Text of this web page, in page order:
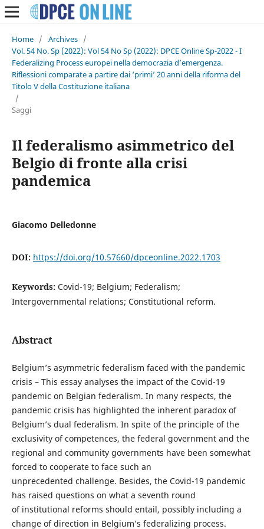
Home / Archives /
Vol. 54 No. Sp (2022): Vol 54 No Sp (2022): DPCE Online Sp-2022 - I
Federalizing Process europei nella democrazia d’emergenza.
Riflessioni comparate a partire dai ‘primi’ 20 anni della riforma del
Titolo V della Costituzione italiana
/
Saggi
Il federalismo asimmetrico del
Belgio di fronte alla crisi
pandemica
Giacomo Delledonne
DOI: https://doi.org/10.57660/dpceonline.2022.1703
Keywords: Covid-19; Belgium; Federalism;
Intergovernmental relations; Constitutional reform.
Abstract
Belgium’s asymmetric federalism faced with the pandemic
crisis – This essay analyses the impact of the Covid-19
pandemic on Belgian federalism. In many respects, the
pandemic crisis has highlighted the inherent paradox of
Belgium’s dual federalism. In spite of the principle of the
exclusivity of competences, the federal government and the
regional and community governments have been somewhat
forced to cooperate to face such an
unprecedented challenge. Besides, the Covid-19 pandemic
has raised questions on what a seventh round
of institutional reforms should entail, possibly including a
change of direction in Belgium’s federalizing process.